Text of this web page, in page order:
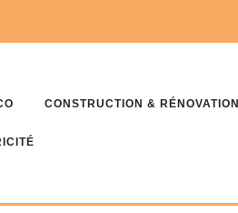
CONSTRUCTION & RÉNOVATION